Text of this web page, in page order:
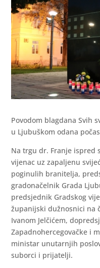
Povodom blagdana Svih
u Ljubuškom odana
Na trgu dr. Franje
vijenac uz zapaljenu
poginulih branitelja,
gradonačelnik Grada
predsjednik Gradskog
županijski dužnosnici na
Ivanom Jelčićem,
Zapadnohercegovačke i
ministar unutarnjih
suborci i prijatelji.